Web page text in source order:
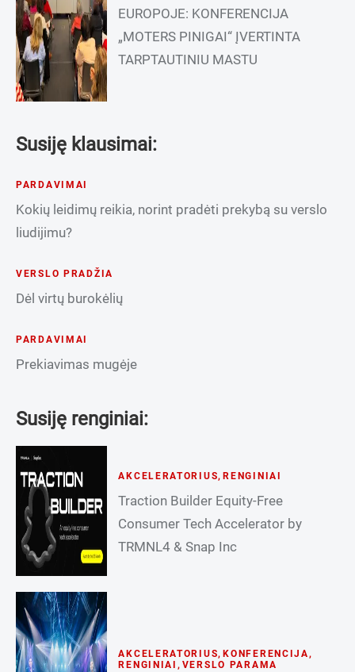
EUROPOJE: KONFERENCIJA
„MOTERS PINIGAI“ ĮVERTINTA
TARPTAUTINIU MASTU
Susiję klausimai:
PARDAVIMAI
Kokių leidimų reikia, norint pradėti prekybą su verslo
liudijimu?
VERSLO PRADŽIA
Dėl virtų burokėlių
PARDAVIMAI
Prekiavimas mugėje
Susiję renginiai:
AKCELERATORIUS, RENGINIAI
Traction Builder Equity-Free
Consumer Tech Accelerator by
TRMNL4 & Snap Inc
AKCELERATORIUS, KONFERENCIJA,
RENGINIAI , VERSLO PARAMA